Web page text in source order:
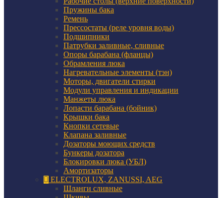
Пружины бака
Ремень
Прессостаты (реле уровня воды)
Подшипники
Патрубки заливные, сливные
Опоры барабана (фланцы)
Обрамления люка
Нагревательные элементы (тэн)
Моторы, двигатели стирки
Модули управления и индикации
Манжеты люка
Лопасти барабана (бойник)
Крышки бака
Кнопки сетевые
Клапана заливные
Дозаторы моющих средств
Бункеры дозатора
Блокировки люка (УБЛ)
Амортизаторы
ELECTROLUX, ZANUSSI, AEG
Шланги сливные